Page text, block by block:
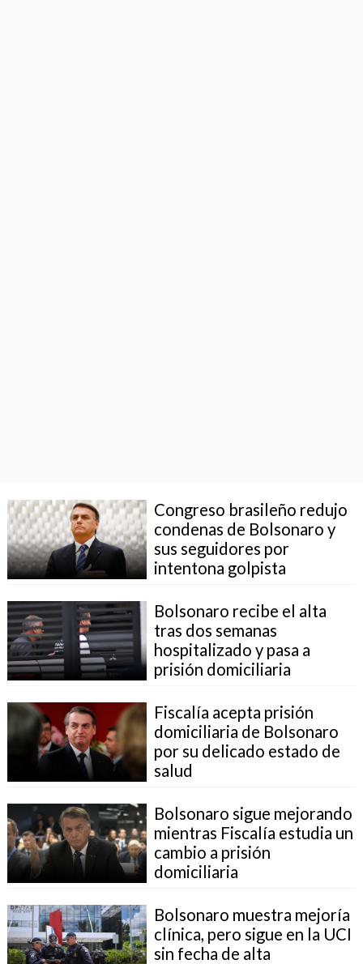
Congreso brasileño redujo
condenas de Bolsonaro y
sus seguidores por
intentona golpista
Bolsonaro recibe el alta
tras dos semanas
hospitalizado y pasa a
prisión domiciliaria
Fiscalía acepta prisión
domiciliaria de Bolsonaro
por su delicado estado de
salud
Bolsonaro sigue mejorando
mientras Fiscalía estudia un
cambio a prisión
domiciliaria
Bolsonaro muestra mejoría
clínica, pero sigue en la UCI
sin fecha de alta